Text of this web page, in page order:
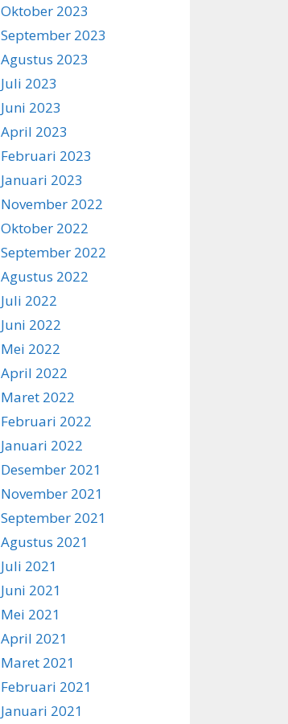
Oktober 2023
September 2023
Agustus 2023
Juli 2023
Juni 2023
April 2023
Februari 2023
Januari 2023
November 2022
Oktober 2022
September 2022
Agustus 2022
Juli 2022
Juni 2022
Mei 2022
April 2022
Maret 2022
Februari 2022
Januari 2022
Desember 2021
November 2021
September 2021
Agustus 2021
Juli 2021
Juni 2021
Mei 2021
April 2021
Maret 2021
Februari 2021
Januari 2021